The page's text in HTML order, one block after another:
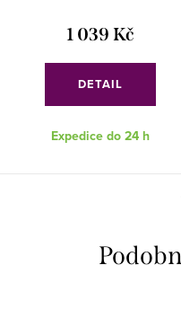
1 039 Kč
DETAIL
Expedice do 24 h